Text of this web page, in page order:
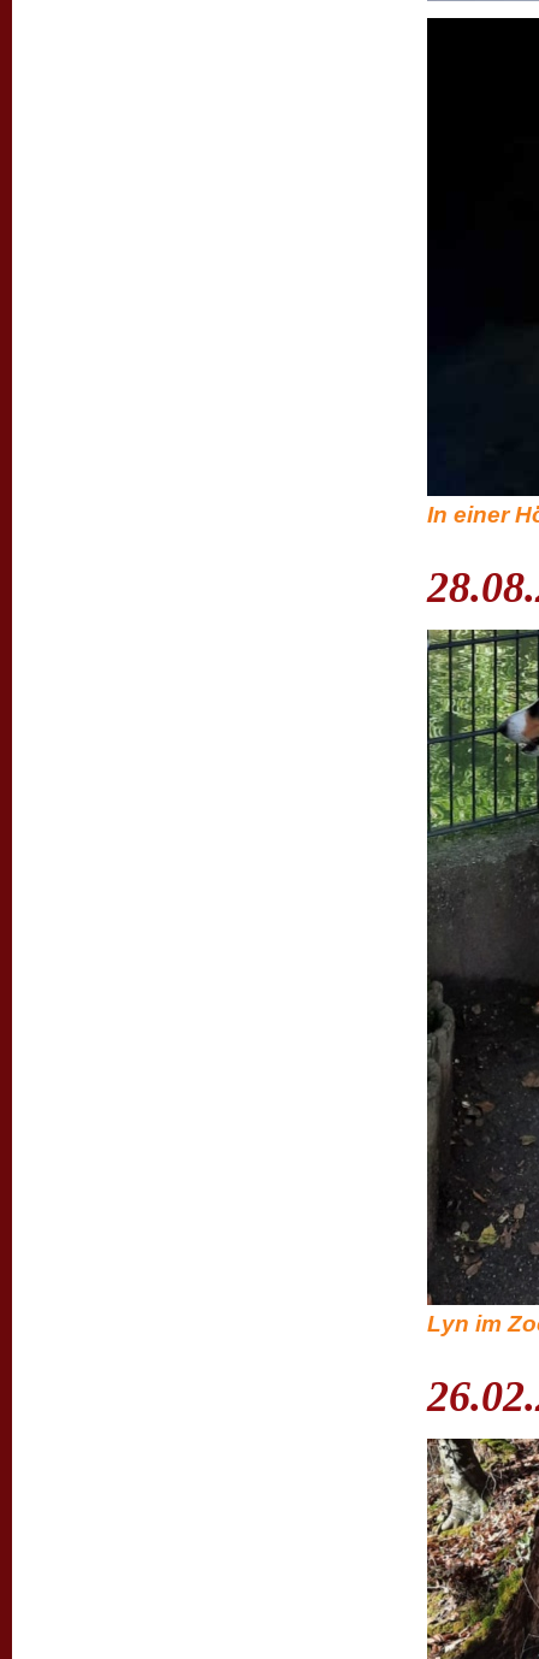
In einer
Lyn im